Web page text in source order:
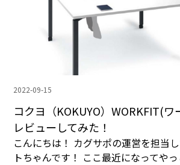
2022-09-15
コクヨ（KOKUYO）WORKFIT(ワ
レビューしてみた！
こんにちは！ カグサポの運営を担当
トちゃんです！ ここ最近になってや